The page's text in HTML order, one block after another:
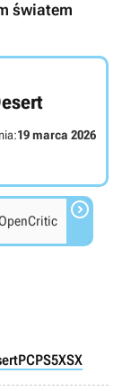
światem
19 marca 2026

PCPS5XSX